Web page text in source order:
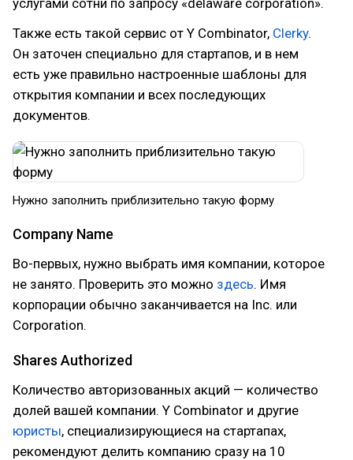
услугами сотни по запросу «delaware corporation».
Также есть такой сервис от Y Combinator, Clerky.
Он заточен специально для стартапов, и в нем
есть уже правильно настроенные шаблоны для
открытия компании и всех последующих
документов.
Нужно заполнить приблизительно такую форму
Company Name
Во-первых, нужно выбрать имя компании, которое
не занято. Проверить это можно здесь. Имя
корпорации обычно заканчивается на Inc. или
Corporation.
Shares Authorized
Количество авторизованных акций — количество
долей вашей компании. Y Combinator и другие
юристы, специализирующиеся на стартапах,
рекомендуют делить компанию сразу на 10